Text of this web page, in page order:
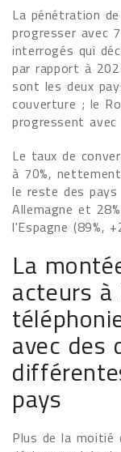
La pénétration
progresser avec
interrogés qui
par rapport à
sont les deux
couverture ; le
progressent
Le taux de
à 70%,
le reste des pays
Allemagne et
l'Espagne (89%,
La
acteurs
avec des
pays
Plus de la moitié